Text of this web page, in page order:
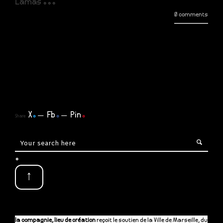
Lamas ...
0 comments
Share X. Fb. Pin.
.
↑
la compagnie, lieu de créationreçoit le soutien de la Ville de Marseille, du